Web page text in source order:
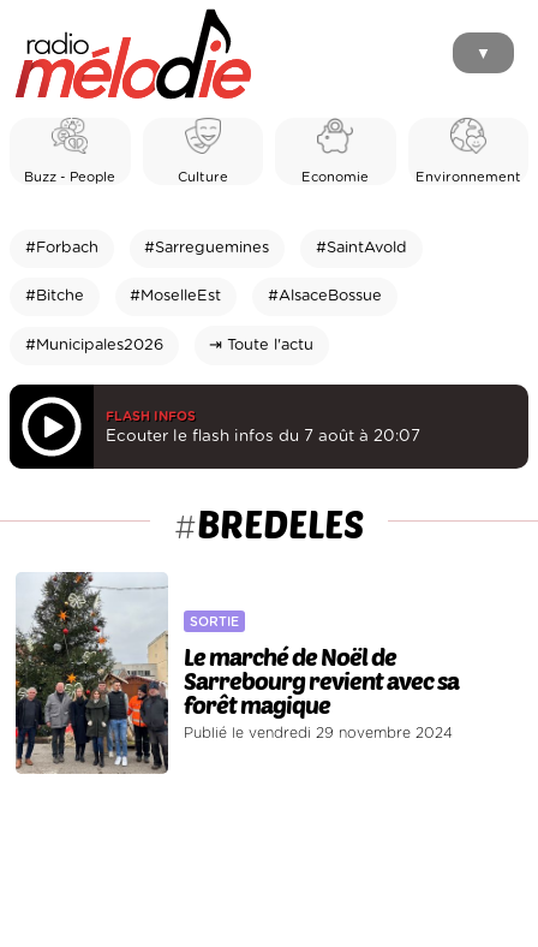
▼
Buzz - People Culture Economie Environnement
#Forbach #Sarreguemines #SaintAvold
#Bitche #MoselleEst #AlsaceBossue
#Municipales2026 ⇥ Toute l'actu
FLASH INFOS
Ecouter le flash infos du 7 août à 20:07
#BREDELES
SORTIE
Le marché de Noël de
Sarrebourg revient avec sa
forêt magique
Publié le vendredi 29 novembre 2024